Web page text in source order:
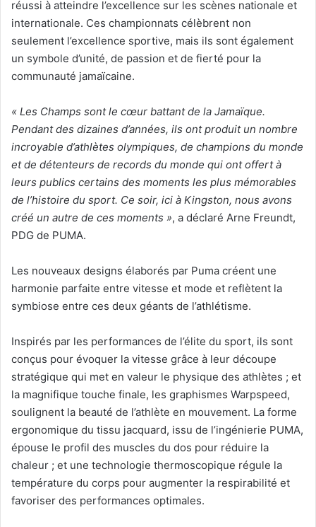
réussi à atteindre l’excellence sur les scènes nationale et
internationale. Ces championnats célèbrent non
seulement l’excellence sportive, mais ils sont également
un symbole d’unité, de passion et de fierté pour la
communauté jamaïcaine.
« Les Champs sont le cœur battant de la Jamaïque.
Pendant des dizaines d’années, ils ont produit un nombre
incroyable d’athlètes olympiques, de champions du monde
et de détenteurs de records du monde qui ont offert à
leurs publics certains des moments les plus mémorables
de l’histoire du sport. Ce soir, ici à Kingston, nous avons
créé un autre de ces moments », a déclaré Arne Freundt,
PDG de PUMA.
Les nouveaux designs élaborés par Puma créent une
harmonie parfaite entre vitesse et mode et reflètent la
symbiose entre ces deux géants de l’athlétisme.
Inspirés par les performances de l’élite du sport, ils sont
conçus pour évoquer la vitesse grâce à leur découpe
stratégique qui met en valeur le physique des athlètes ; et
la magnifique touche finale, les graphismes Warpspeed,
soulignent la beauté de l’athlète en mouvement. La forme
ergonomique du tissu jacquard, issu de l’ingénierie PUMA,
épouse le profil des muscles du dos pour réduire la
chaleur ; et une technologie thermoscopique régule la
température du corps pour augmenter la respirabilité et
favoriser des performances optimales.